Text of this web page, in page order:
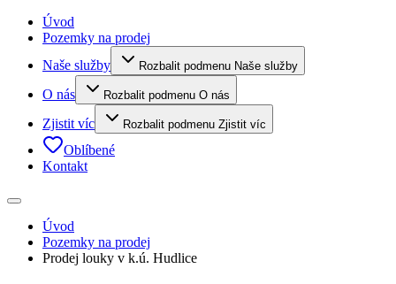
Úvod
Pozemky na prodej
Naše služby
Rozbalit podmenu Naše služby
O nás Rozbalit podmenu O nás
Zjistit víc Rozbalit podmenu Zjistit víc
Oblíbené
Kontakt
Úvod
Pozemky na prodej
Prodej louky v k.ú. Hudlice